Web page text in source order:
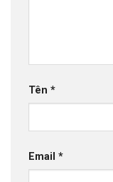
Tên *
Email *